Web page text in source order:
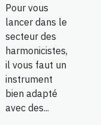
Pour vous
lancer dans le
secteur des
harmonicistes,
il vous faut un
instrument
bien adapté
avec des...